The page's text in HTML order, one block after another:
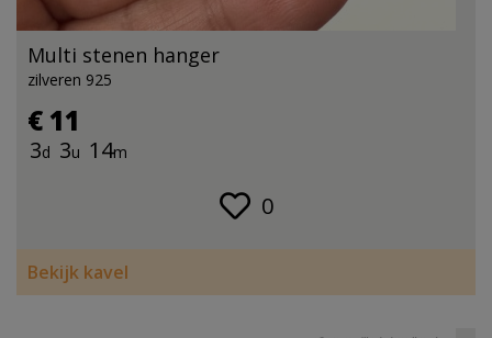
Multi stenen hanger
zilveren 925
€ 11
3d 3u 14m
0
Bekijk kavel